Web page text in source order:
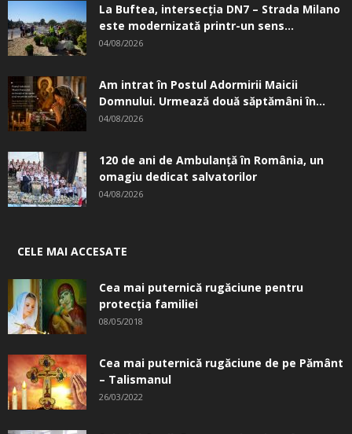
La Buftea, intersecţia DN7 – Strada Milano
este modernizată printr-un sens...
04/08/2026
Am intrat în Postul Adormirii Maicii
Domnului. Urmează două săptămâni în...
04/08/2026
120 de ani de Ambulanță în România, un
omagiu dedicat salvatorilor
04/08/2026
CELE MAI ACCESATE
Cea mai puternică rugăciune pentru
protecția familiei
08/05/2018
Cea mai puternică rugăciune de pe Pământ
– Talismanul
26/03/2022